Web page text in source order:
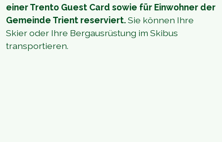
einer Trento Guest Card sowie für Einwohner der
Gemeinde Trient reserviert.Sie können Ihre
Skier oder Ihre Bergausrüstung im Skibus
transportieren.